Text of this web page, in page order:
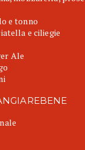
e tonno
e ciliegie
Ale